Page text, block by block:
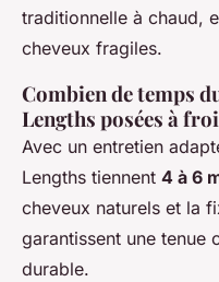
traditionnelle à chaud,
cheveux fragiles.
Combien de temps
Lengths posées à
Avec un entretien
Lengths tiennent 4 à 6
cheveux naturels et la
garantissent une tenue
durable.